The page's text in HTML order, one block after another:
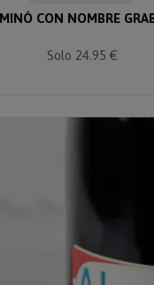
CON NOMBRE
Solo 24.95 €